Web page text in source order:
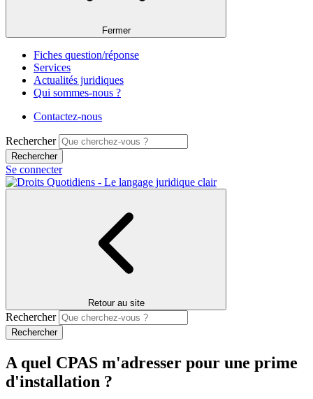
Fermer
Fiches question/réponse
Services
Actualités juridiques
Qui sommes-nous ?
Contactez-nous
Rechercher
Se connecter
Retour au site
Rechercher
A quel CPAS m'adresser pour une prime
d'installation ?